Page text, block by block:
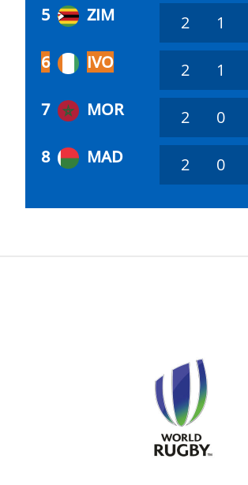
5
ZIM 2 1
6
IVO 2 1
7
MOR 2 0
8
MAD 2 0